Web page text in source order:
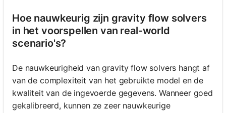
Hoe nauwkeurig zijn gravity flow solvers
in het voorspellen van real-world
scenario's?
De nauwkeurigheid van gravity flow solvers hangt af
van de complexiteit van het gebruikte model en de
kwaliteit van de ingevoerde gegevens. Wanneer goed
gekalibreerd, kunnen ze zeer nauwkeurige